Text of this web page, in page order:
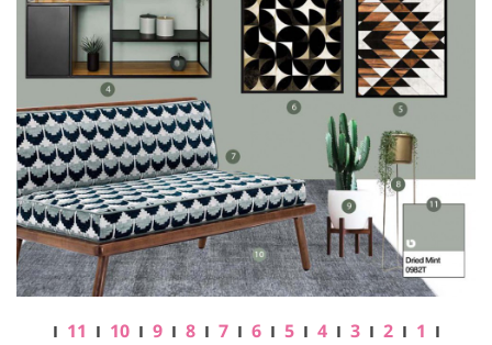
ו 1 ו2 ו3 ו4 ו5 ו6 ו7 ו8 ו9 ו10 ו 11 ו